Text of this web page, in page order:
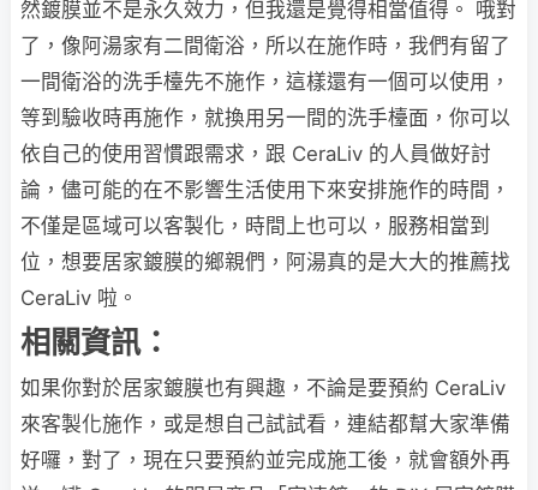
然鍍膜並不是永久效力，但我還是覺得相當值得。 哦對
了，像阿湯家有二間衛浴，所以在施作時，我們有留了
一間衛浴的洗手檯先不施作，這樣還有一個可以使用，
等到驗收時再施作，就換用另一間的洗手檯面，你可以
依自己的使用習慣跟需求，跟 CeraLiv 的人員做好討
論，儘可能的在不影響生活使用下來安排施作的時間，
不僅是區域可以客製化，時間上也可以，服務相當到
位，想要居家鍍膜的鄉親們，阿湯真的是大大的推薦找
CeraLiv 啦。
相關資訊：
如果你對於居家鍍膜也有興趣，不論是要預約 CeraLiv
來客製化施作，或是想自己試試看，連結都幫大家準備
好囉，對了，現在只要預約並完成施工後，就會額外再